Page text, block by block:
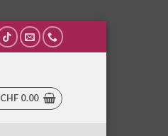
CHF 0.00